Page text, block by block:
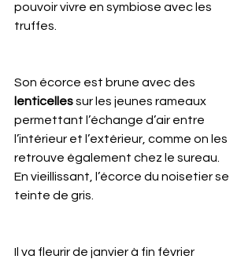
pouvoir vivre en symbiose avec les
truffes.
Son écorce est brune avec des
lenticelles sur les jeunes rameaux
permettant l’échange d’air entre
l’intérieur et l’extérieur, comme on les
retrouve également chez le sureau.
En vieillissant, l’écorce du noisetier se
teinte de gris.
Il va fleurir de janvier à fin février